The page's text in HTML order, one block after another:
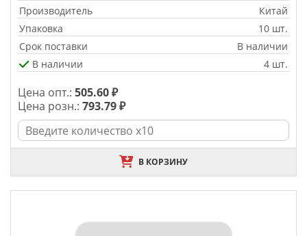
Производитель
Китай
Упаковка
10 шт.
Срок поставки
В наличии
В наличии
4 шт.
Цена опт.: 505.60 ₽
Цена розн.: 793.79 ₽
В КОРЗИНУ